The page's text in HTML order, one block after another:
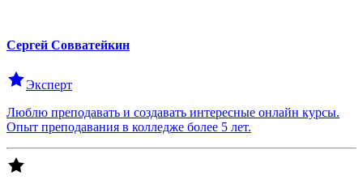
Сергей Совватейкин
Эксперт
Люблю преподавать и создавать интересные онлайн курсы.
Опыт преподавания в колледже более 5 лет.